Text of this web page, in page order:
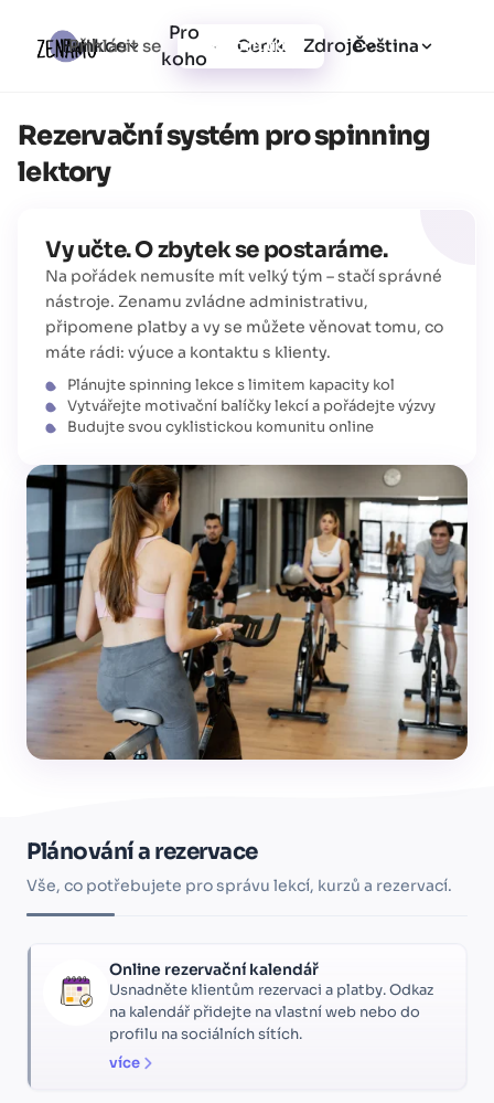
Funkce
Pro
koho
Ceník Zdroje
Přihlásit se Vytvořit účet Čeština
Rezervační systém pro spinning
lektory
Vy učte. O zbytek se postaráme.
Na pořádek nemusíte mít velký tým – stačí správné
nástroje. Zenamu zvládne administrativu,
připomene platby a vy se můžete věnovat tomu, co
máte rádi: výuce a kontaktu s klienty.
Plánujte spinning lekce s limitem kapacity kol
Vytvářejte motivační balíčky lekcí a pořádejte výzvy
Budujte svou cyklistickou komunitu online
Plánování a rezervace
Vše, co potřebujete pro správu lekcí, kurzů a rezervací.
Online rezervační kalendář
Usnadněte klientům rezervaci a platby. Odkaz
na kalendář přidejte na vlastní web nebo do
profilu na sociálních sítích.
více